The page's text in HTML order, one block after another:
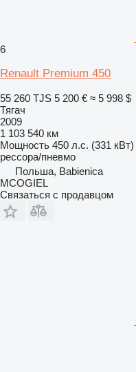
6
Renault Premium 450
55 260 TJS 5 200 € ≈ 5 998 $
Тягач
2009
1 103 540 км
Мощность 450 л.с. (331 кВт)
рессора/пневмо
Польша, Babienica
MCOGIEL
Связаться с продавцом